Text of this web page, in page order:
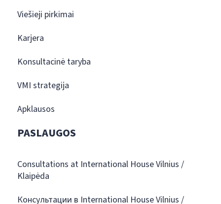
Viešieji pirkimai
Karjera
Konsultacinė taryba
VMI strategija
Apklausos
PASLAUGOS
Consultations at International House Vilnius /
Klaipėda
Консультации в International House Vilnius /